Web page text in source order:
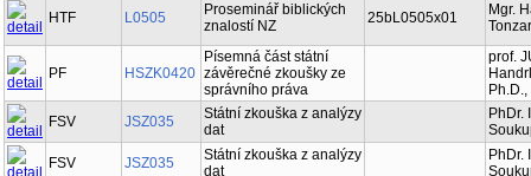
HTF L0505
Proseminář biblických
znalostí NZ
25bL0505x01
Mgr.
PF HSZK0420
Písemná část státní
závěrečné zkoušky ze
správního práva
prof.
FSV
JSZ035
Státní zkouška z analýzy
dat
PhDr.
FSV
JSZ035
Státní zkouška z analýzy
dat
PhDr.